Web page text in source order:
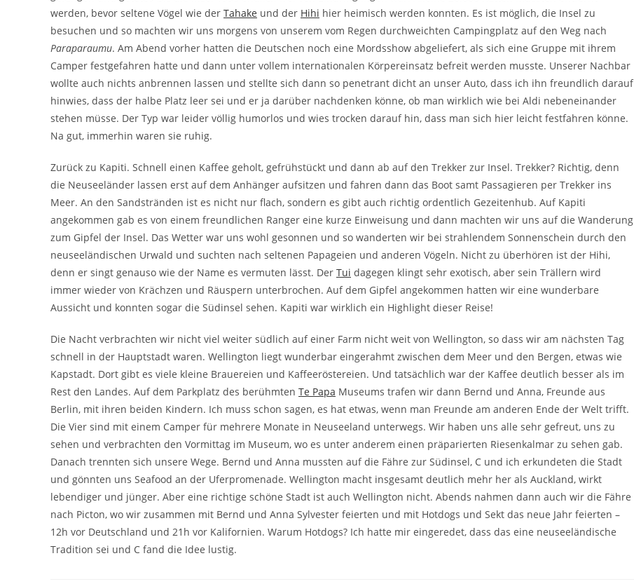
werden, bevor seltene Vögel wie der Tahake und der Hihi hier heimisch werden konnten. Es ist möglich, die Insel zu
besuchen und so machten wir uns morgens von unserem vom Regen durchweichten Campingplatz auf den Weg nach
Paraparaumu. Am Abend vorher hatten die Deutschen noch eine Mordsshow abgeliefert, als sich eine Gruppe mit ihrem
Camper festgefahren hatte und dann unter vollem internationalen Körpereinsatz befreit werden musste. Unserer Nachbar
wollte auch nichts anbrennen lassen und stellte sich dann so penetrant dicht an unser Auto, dass ich ihn freundlich darauf
hinwies, dass der halbe Platz leer sei und er ja darüber nachdenken könne, ob man wirklich wie bei Aldi nebeneinander
stehen müsse. Der Typ war leider völlig humorlos und wies trocken darauf hin, dass man sich hier leicht festfahren könne.
Na gut, immerhin waren sie ruhig.
Zurück zu Kapiti. Schnell einen Kaffee geholt, gefrühstückt und dann ab auf den Trekker zur Insel. Trekker? Richtig, denn
die Neuseeländer lassen erst auf dem Anhänger aufsitzen und fahren dann das Boot samt Passagieren per Trekker ins
Meer. An den Sandstränden ist es nicht nur flach, sondern es gibt auch richtig ordentlich Gezeitenhub. Auf Kapiti
angekommen gab es von einem freundlichen Ranger eine kurze Einweisung und dann machten wir uns auf die Wanderung
zum Gipfel der Insel. Das Wetter war uns wohl gesonnen und so wanderten wir bei strahlendem Sonnenschein durch den
neuseeländischen Urwald und suchten nach seltenen Papageien und anderen Vögeln. Nicht zu überhören ist der Hihi,
denn er singt genauso wie der Name es vermuten lässt. Der Tui dagegen klingt sehr exotisch, aber sein Trällern wird
immer wieder von Krächzen und Räuspern unterbrochen. Auf dem Gipfel angekommen hatten wir eine wunderbare
Aussicht und konnten sogar die Südinsel sehen. Kapiti war wirklich ein Highlight dieser Reise!
Die Nacht verbrachten wir nicht viel weiter südlich auf einer Farm nicht weit von Wellington, so dass wir am nächsten Tag
schnell in der Hauptstadt waren. Wellington liegt wunderbar eingerahmt zwischen dem Meer und den Bergen, etwas wie
Kapstadt. Dort gibt es viele kleine Brauereien und Kaffeeröstereien. Und tatsächlich war der Kaffee deutlich besser als im
Rest den Landes. Auf dem Parkplatz des berühmten Te Papa Museums trafen wir dann Bernd und Anna, Freunde aus
Berlin, mit ihren beiden Kindern. Ich muss schon sagen, es hat etwas, wenn man Freunde am anderen Ende der Welt trifft.
Die Vier sind mit einem Camper für mehrere Monate in Neuseeland unterwegs. Wir haben uns alle sehr gefreut, uns zu
sehen und verbrachten den Vormittag im Museum, wo es unter anderem einen präparierten Riesenkalmar zu sehen gab.
Danach trennten sich unsere Wege. Bernd und Anna mussten auf die Fähre zur Südinsel, C und ich erkundeten die Stadt
und gönnten uns Seafood an der Uferpromenade. Wellington macht insgesamt deutlich mehr her als Auckland, wirkt
lebendiger und jünger. Aber eine richtige schöne Stadt ist auch Wellington nicht. Abends nahmen dann auch wir die Fähre
nach Picton, wo wir zusammen mit Bernd und Anna Sylvester feierten und mit Hotdogs und Sekt das neue Jahr feierten –
12h vor Deutschland und 21h vor Kalifornien. Warum Hotdogs? Ich hatte mir eingeredet, dass das eine neuseeländische
Tradition sei und C fand die Idee lustig.